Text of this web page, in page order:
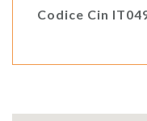
Codice Cin